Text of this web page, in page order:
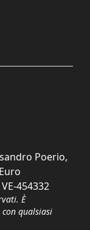
Poerio,
454332
È
qualsiasi